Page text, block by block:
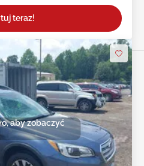
teraz!
aby zobaczyć